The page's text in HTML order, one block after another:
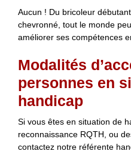
Aucun ! Du bricoleur
chevronné, tout le monde
améliorer ses compétences
Modalités
personnes en
handicap
Si vous êtes en situation de
reconnaissance RQTH, ou
contactez notre référente